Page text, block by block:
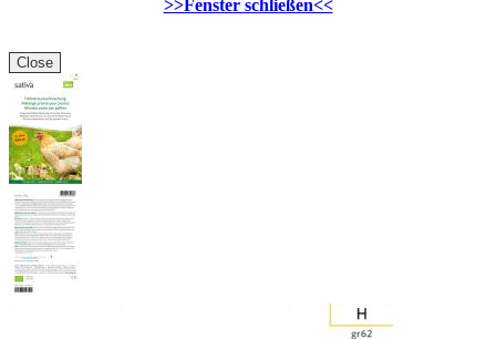
>>Fenster schließen<<
Close